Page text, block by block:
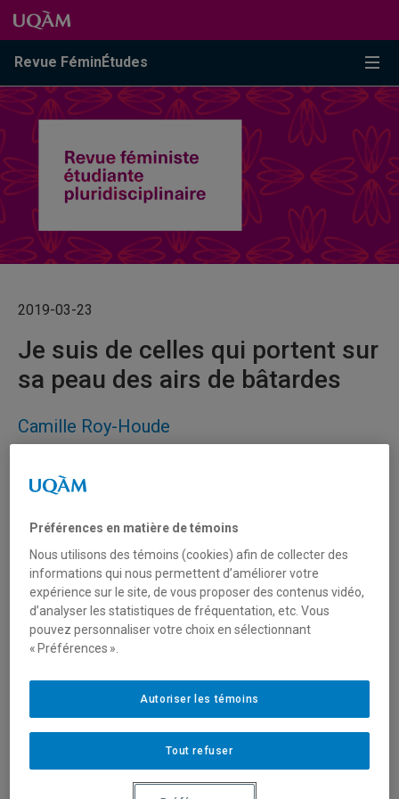
Passer au contenu
Accéder au menu principal
Accéder à la recherche
Passer au contenu
Accéder au menu principal
Revue FéminÉtudes
2019-03-23
Je suis de celles qui portent sur
sa peau des airs de bâtardes
Camille Roy-Houde
Des Histoires
Des Amours
Des liens qui peuplent ma chair
Plissent mon regard
Frisent mes cheveux
Je suis le vestige de vos champs de batailles.
Vous
Les putains
Préférences en matière de témoins
Nous utilisons des témoins (cookies) afin de collecter des
informations qui nous permettent d’améliorer votre
expérience sur le site, de vous proposer des contenus vidéo,
d’analyser les statistiques de fréquentation, etc. Vous
pouvez personnaliser votre choix en sélectionnant
« Préférences ».
Tout refuser
Autoriser les témoins